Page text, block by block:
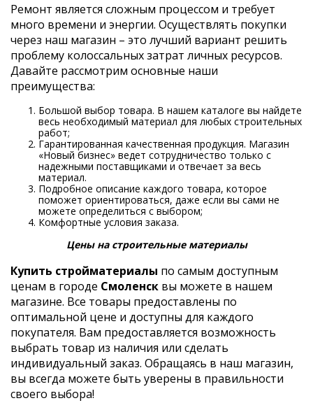
Ремонт является сложным процессом и требует
много времени и энергии. Осуществлять покупки
через наш магазин – это лучший вариант решить
проблему колоссальных затрат личных ресурсов.
Давайте рассмотрим основные наши
преимущества:
Большой выбор товара. В нашем каталоге вы найдете
весь необходимый материал для любых строительных
работ;
Гарантированная качественная продукция. Магазин
«Новый бизнес» ведет сотрудничество только с
надежными поставщиками и отвечает за весь
материал.
Подробное описание каждого товара, которое
поможет ориентироваться, даже если вы сами не
можете определиться с выбором;
Комфортные условия заказа.
Цены на строительные материалы
Купить стройматериалы по самым доступным
ценам в городе Смоленск вы можете в нашем
магазине. Все товары предоставлены по
оптимальной цене и доступны для каждого
покупателя. Вам предоставляется возможность
выбрать товар из наличия или сделать
индивидуальный заказ. Обращаясь в наш магазин,
вы всегда можете быть уверены в правильности
своего выбора!